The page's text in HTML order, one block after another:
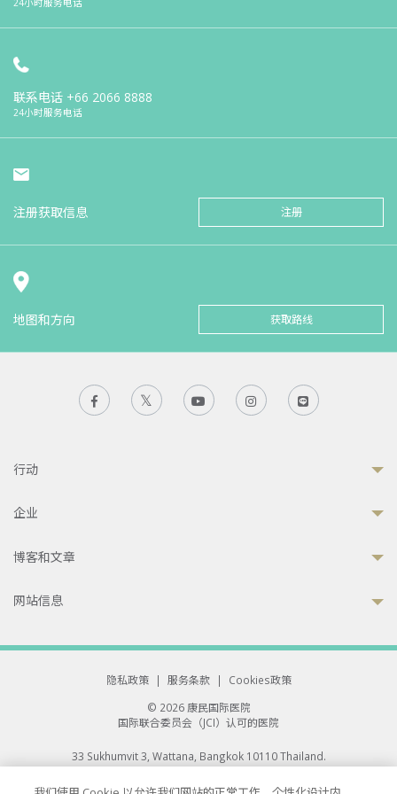
联系电话 +66 2066 8888
24小时服务电话
注册获取信息 注册
地图和方向 获取路线
行动
企业
博客和文章
网站信息
隐私政策 | 服务条款 |
Cookies政策
© 2026 康民国际医院
国际联合委员会（JCI）认可的医院
33 Sukhumvit 3, Wattana, Bangkok 10110 Thailand.
All rights reserved.